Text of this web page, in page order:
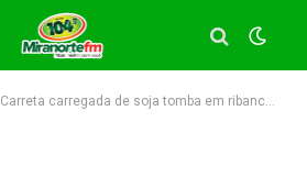
Carreta carregada de soja tomba em ribanceira após motorista ouvir pneu estourar